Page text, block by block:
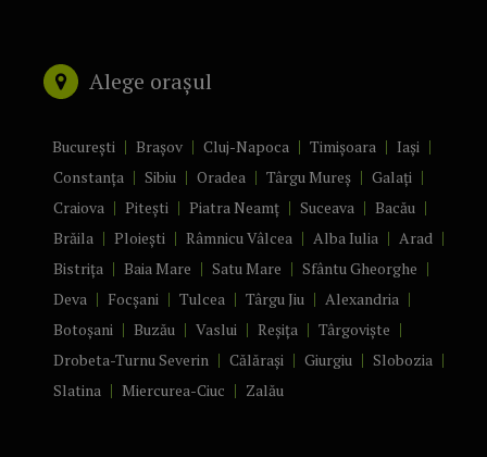
Alege orașul
București Brașov Cluj-Napoca Timișoara
Iași
Constanța
Sibiu Oradea Târgu Mureș
Galați
Craiova
Pitești Piatra Neamț Suceava
Bacău
Brăila
Ploiești Râmnicu Vâlcea Alba Iulia
Arad
Bistrița
Baia Mare Satu Mare
Sfântu Gheorghe
Deva
Focșani Tulcea Târgu Jiu
Alexandria
Botoșani
Buzău Vaslui Reșița
Târgoviște
Drobeta-Turnu Severin
Călărași Giurgiu
Slobozia
Slatina
Miercurea-Ciuc Zalău